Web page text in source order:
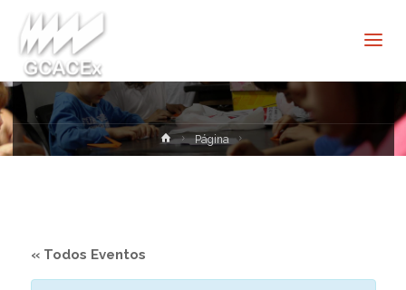
HomePágina
« Todos Eventos